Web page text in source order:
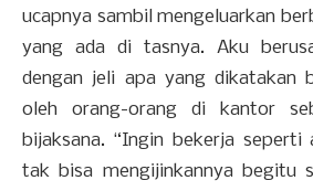
ucapnya sambil mengeluarkan
yang ada di tasnya. Aku
dengan jeli apa yang dikatakan
oleh orang-orang di kantor
bijaksana. “Ingin bekerja seperti
tak bisa mengijinkannya begitu